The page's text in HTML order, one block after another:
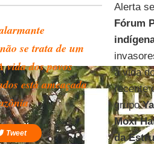
se trata de um
vida dos povos
está ameaçada
Tweet
Alerta
Fórum
à vida
recente
grupo
Moxi
da